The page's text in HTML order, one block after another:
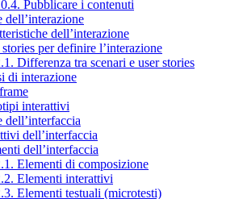
Pubblicare i contenuti
dell’interazione
dell’interazione
per definire l’interazione
Differenza tra scenari e user stories
di interazione
interattivi
dell’interfaccia
dell’interfaccia
dell’interfaccia
Elementi di composizione
Elementi interattivi
Elementi testuali (microtesti)